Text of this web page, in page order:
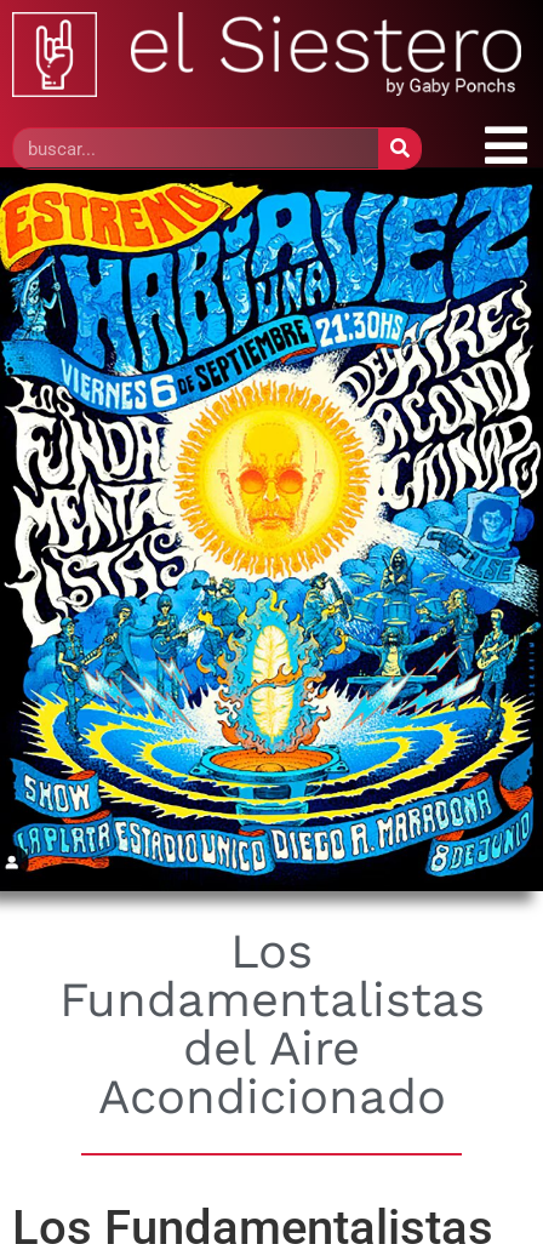
Los
Fundamentalistas
del Aire
Acondicionado
Los Fundamentalistas